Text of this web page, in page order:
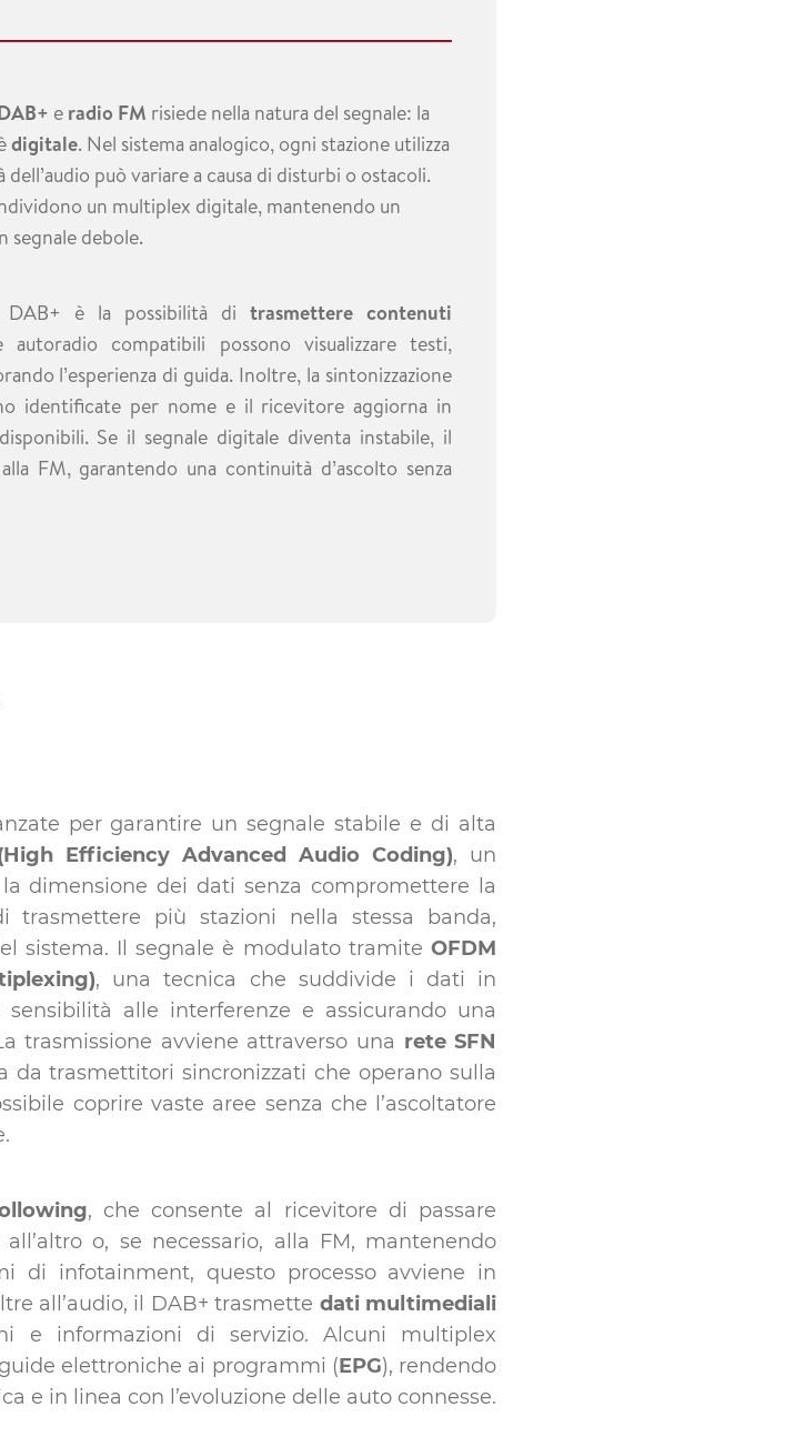
e radio FM risiede nella natura del segnale: la
digitale. Nel sistema analogico, ogni stazione utilizza
può variare a causa di disturbi o ostacoli.
un multiplex digitale, mantenendo un
segnale debole.
DAB+ è la possibilità ditrasmettere contenuti
autoradio compatibili possono visualizzare testi,
l’esperienza di guida. Inoltre, la sintonizzazione
identificate per nome e il ricevitore aggiorna in
Se il segnale digitale diventa instabile, il
FM, garantendo una continuità d’ascolto senza
per garantire un segnale stabile e di alta
Efficiency Advanced Audio Coding), un
dimensione dei dati senza compromettere la
trasmettere più stazioni nella stessa banda,
sistema. Il segnale è modulato tramiteOFDM
, una tecnica che suddivide i dati in
alle interferenze e assicurando una
trasmissione avviene attraverso una rete SFN
da trasmettitori sincronizzati che operano sulla
coprire vaste aree senza che l’ascoltatore
, che consente al ricevitore di passare
o, se necessario, alla FM, mantenendo
di infotainment, questo processo avviene in
all’audio, il DAB+ trasmette dati multimediali
e informazioni di servizio. Alcuni multiplex
elettroniche ai programmi (EPG), rendendo
e in linea con l’evoluzione delle auto connesse.